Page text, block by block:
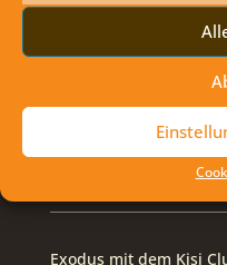
Exodus mit dem Kisi